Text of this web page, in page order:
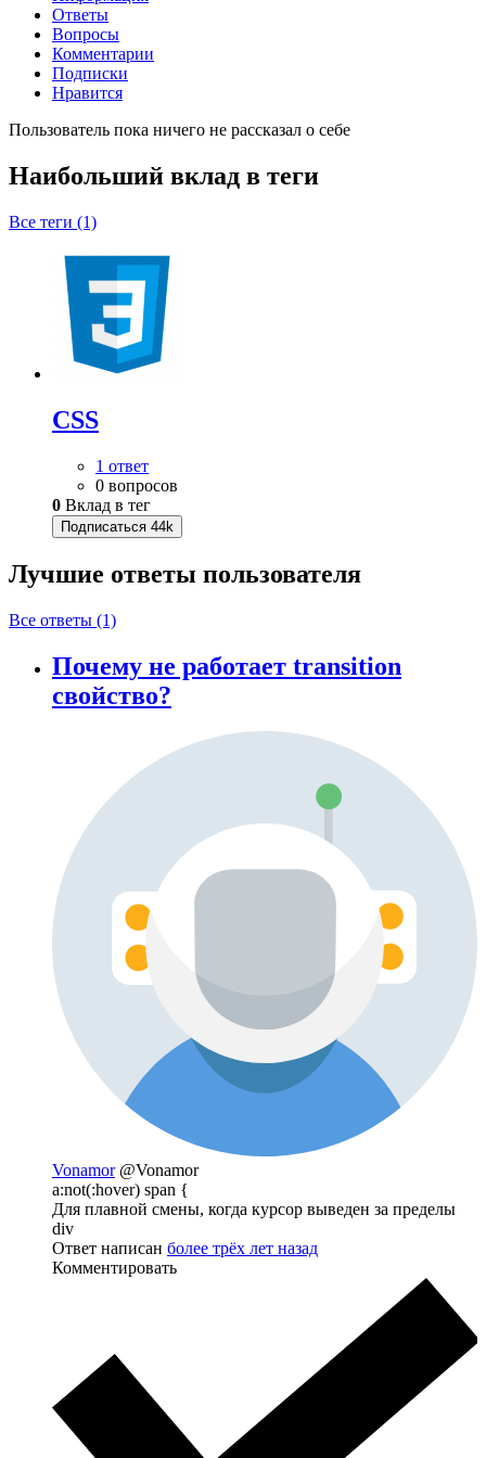
Ответы
Вопросы
Комментарии
Подписки
Нравится
Пользователь пока ничего не рассказал о себе
Наибольший вклад в теги
Все теги (1)
CSS
1 ответ
0 вопросов
0 Вклад в тег
Подписаться 44k
Лучшие ответы пользователя
Все ответы (1)
Почему не работает transition
свойство?
Vonamor @Vonamor
a:not(:hover) span {
Для плавной смены, когда курсор выведен за пределы
div
Ответ написан более трёх лет назад
Комментировать